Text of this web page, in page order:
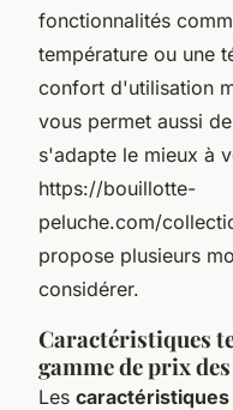
fonctionnalités
température ou une
confort d'utilisation
vous permet aussi
s'adapte le mieux à
https://bouillotte-
peluche.com/
propose plusieurs
considérer.
Caractéristiques
gamme de prix
Les